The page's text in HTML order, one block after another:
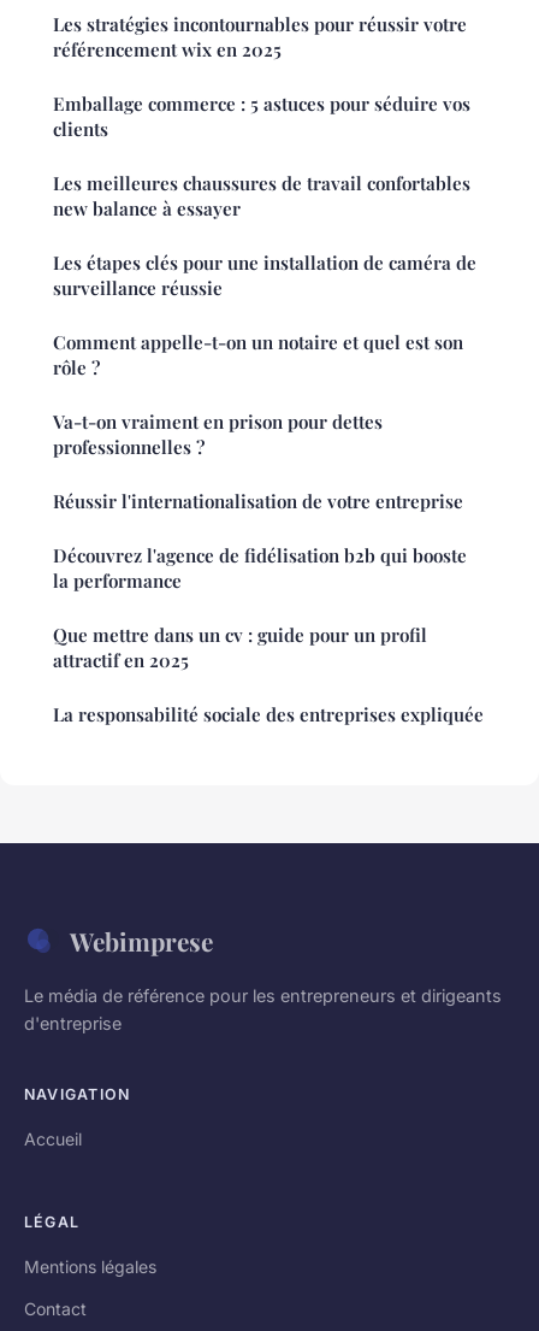
Les stratégies incontournables pour réussir votre
référencement wix en 2025
Emballage commerce : 5 astuces pour séduire vos
clients
Les meilleures chaussures de travail confortables
new balance à essayer
Les étapes clés pour une installation de caméra de
surveillance réussie
Comment appelle-t-on un notaire et quel est son
rôle ?
Va-t-on vraiment en prison pour dettes
professionnelles ?
Réussir l'internationalisation de votre entreprise
Découvrez l'agence de fidélisation b2b qui booste
la performance
Que mettre dans un cv : guide pour un profil
attractif en 2025
La responsabilité sociale des entreprises expliquée
Webimprese
Le média de référence pour les entrepreneurs et dirigeants
d'entreprise
NAVIGATION
Accueil
LÉGAL
Mentions légales
Contact